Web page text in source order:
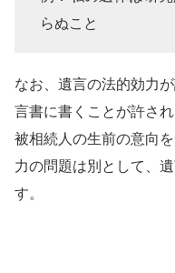
らぬこと
なお、遺言の法的効力
言書に書くことが許さ
被相続人の生前の意向
力の問題は別として、
す。